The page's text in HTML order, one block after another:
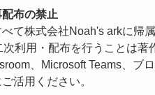
布の禁止
て株式会社Noah's arkに帰
利用・配布を行うことは著
、Microsoft Teams、ブ
活用ください。